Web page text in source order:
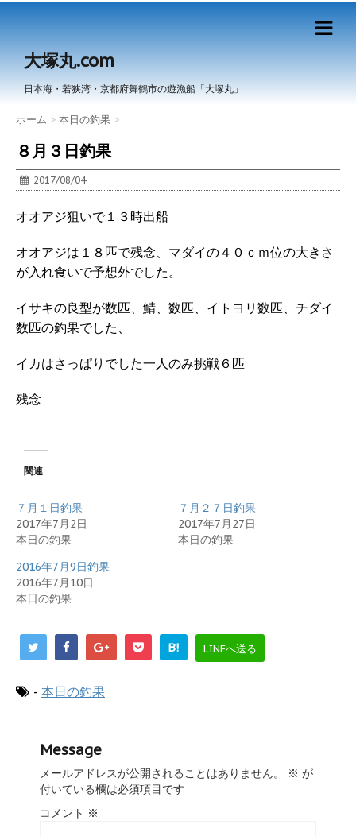
大塚丸.com
日本海・若狭湾・京都府舞鶴市の遊漁船「大塚丸」
ホーム > 本日の釣果 >
８月３日釣果
2017/08/04
オオアジ狙いで１３時出船
オオアジは１８匹で残念、マダイの４０ｃｍ位の大きさ
が入れ食いで予想外でした。
イサキの良型が数匹、鯖、数匹、イトヨリ数匹、チダイ
数匹の釣果でした、
イカはさっぱりでした一人のみ挑戦６匹
残念
関連
７月１日釣果
2017年7月2日
本日の釣果
７月２７日釣果
2017年7月27日
本日の釣果
2016年7月9日釣果
2016年7月10日
本日の釣果
B! LINEへ送る
- 本日の釣果
Message
メールアドレスが公開されることはありません。 ※ が
付いている欄は必須項目です
コメント ※